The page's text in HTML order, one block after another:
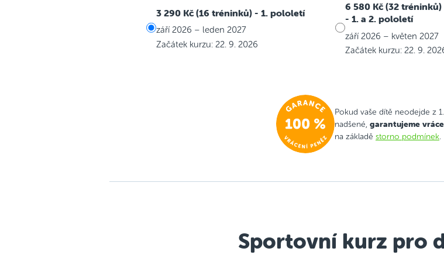
3 290 Kč (16 tréninků) - 1. pololetí
září 2026 – leden 2027
Začátek kurzu: 22. 9. 2026
6 580 Kč (32 tréninků)
- 1. a 2. pololetí
září 2026 – květen 2027
Začátek kurzu: 22. 9.
Pokud vaše dítě neodejde z
nadšené, garantujeme
na základě storno podmínek
Sportovní kurz pro